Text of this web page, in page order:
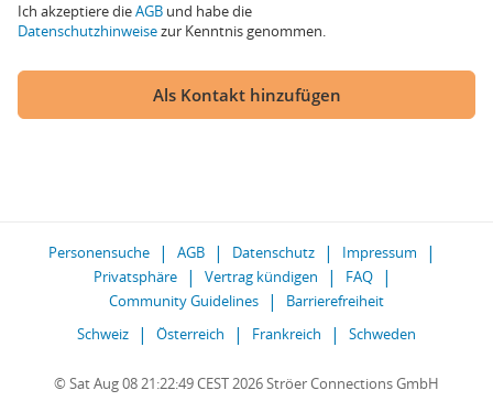
Ich akzeptiere dieAGB und habe die
Datenschutzhinweisezur Kenntnis genommen.
Als Kontakt hinzufügen
Personensuche AGB Datenschutz
Impressum
Privatsphäre
Vertrag kündigen
FAQ
Community Guidelines
Barrierefreiheit
Schweiz
Österreich Frankreich Schweden
© Sat Aug 08 21:22:49 CEST 2026 Ströer Connections GmbH